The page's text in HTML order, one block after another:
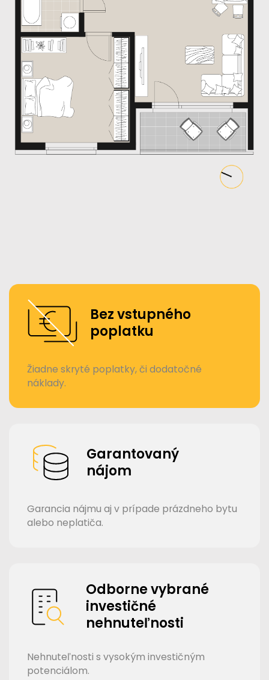
Bez vstupného
poplatku
Žiadne skryté poplatky, či dodatočné
náklady.
Garantovaný
nájom
Garancia nájmu aj v prípade prázdneho bytu
alebo neplatiča.
Odborne vybrané
investičné
nehnuteľnosti
Nehnuteľnosti s vysokým investičným
potenciálom.